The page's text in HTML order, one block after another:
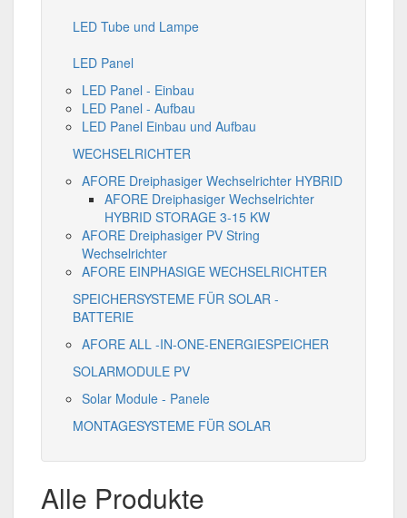
LED Tube und Lampe
LED Panel
LED Panel - Einbau
LED Panel - Aufbau
LED Panel Einbau und Aufbau
WECHSELRICHTER
AFORE Dreiphasiger Wechselrichter HYBRID
AFORE Dreiphasiger Wechselrichter
HYBRID STORAGE 3-15 KW
AFORE Dreiphasiger PV String
Wechselrichter
AFORE EINPHASIGE WECHSELRICHTER
SPEICHERSYSTEME FÜR SOLAR -
BATTERIE
AFORE ALL -IN-ONE-ENERGIESPEICHER
SOLARMODULE PV
Solar Module - Panele
MONTAGESYSTEME FÜR SOLAR
Alle Produkte